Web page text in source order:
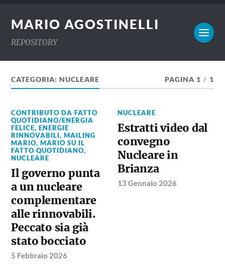
MARIO AGOSTINELLI
REPOSITORY
CATEGORIA:NUCLEARE PAGINA 1 / 1
CONTRIBUTO DA FATTO
QUOTIDIANO/ENERGIA
FELICE,ENERGIE
RINNOVABILI,MAILING
MARIO,MARIO SU IL
FATTO QUOTIDIANO,
NUCLEARE
Il governo punta
a un nucleare
complementare
alle rinnovabili.
Peccato sia già
stato bocciato
5 Febbraio 2026
NUCLEARE
Estratti video dal
convegno
Nucleare in
Brianza
13 Gennaio 2026